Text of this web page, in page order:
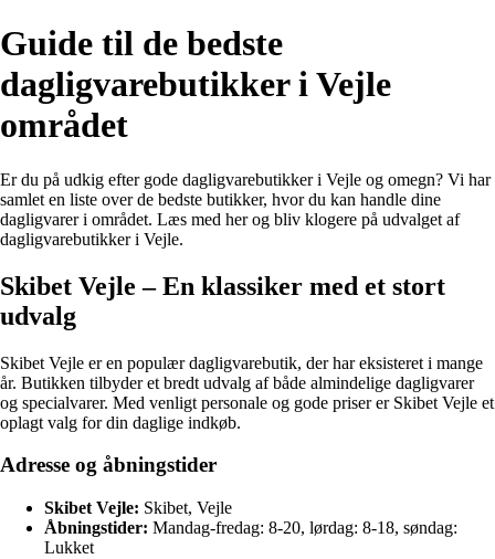
Guide til de bedste
dagligvarebutikker i Vejle
området
Er du på udkig efter gode dagligvarebutikker i Vejle og omegn? Vi har
samlet en liste over de bedste butikker, hvor du kan handle dine
dagligvarer i området. Læs med her og bliv klogere på udvalget af
dagligvarebutikker i Vejle.
Skibet Vejle – En klassiker med et stort
udvalg
Skibet Vejle er en populær dagligvarebutik, der har eksisteret i mange
år. Butikken tilbyder et bredt udvalg af både almindelige dagligvarer
og specialvarer. Med venligt personale og gode priser er Skibet Vejle et
oplagt valg for din daglige indkøb.
Adresse og åbningstider
Skibet Vejle: Skibet, Vejle
Åbningstider: Mandag-fredag: 8-20, lørdag: 8-18, søndag:
Lukket